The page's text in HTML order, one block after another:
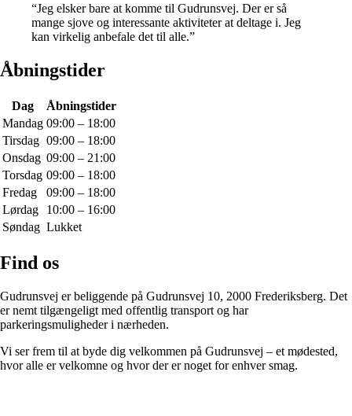
“Jeg elsker bare at komme til Gudrunsvej. Der er så
mange sjove og interessante aktiviteter at deltage i. Jeg
kan virkelig anbefale det til alle.”
Åbningstider
Dag
Åbningstider
Mandag 09:00 – 18:00
Tirsdag 09:00 – 18:00
Onsdag 09:00 – 21:00
Torsdag 09:00 – 18:00
Fredag
09:00 – 18:00
Lørdag
10:00 – 16:00
Søndag Lukket
Find os
Gudrunsvej er beliggende på Gudrunsvej 10, 2000 Frederiksberg. Det
er nemt tilgængeligt med offentlig transport og har
parkeringsmuligheder i nærheden.
Vi ser frem til at byde dig velkommen på Gudrunsvej – et mødested,
hvor alle er velkomne og hvor der er noget for enhver smag.